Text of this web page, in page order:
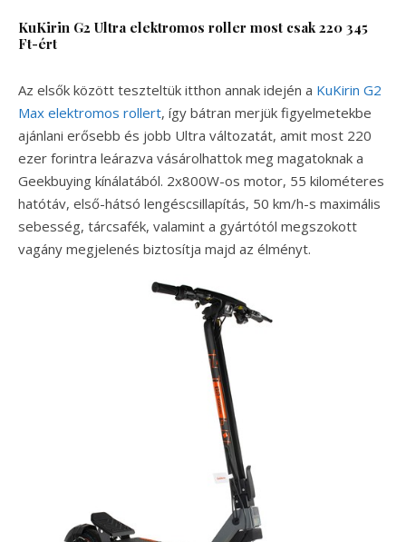
KuKirin G2 Ultra elektromos roller most csak 220 345
Ft-ért
Az elsők között teszteltük itthon annak idején a KuKirin G2
Max elektromos rollert, így bátran merjük figyelmetekbe
ajánlani erősebb és jobb Ultra változatát, amit most 220
ezer forintra leárazva vásárolhattok meg magatoknak a
Geekbuying kínálatából. 2x800W-os motor, 55 kilométeres
hatótáv, első-hátsó lengéscsillapítás, 50 km/h-s maximális
sebesség, tárcsafék, valamint a gyártótól megszokott
vagány megjelenés biztosítja majd az élményt.